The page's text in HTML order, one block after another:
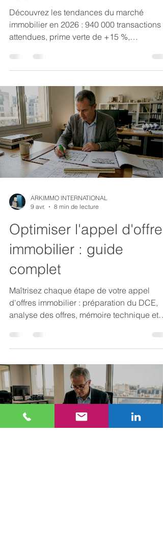
Découvrez les tendances du marché
immobilier en 2026 : 940 000 transactions
attendues, prime verte de +15 %,
gestionnaires d'actifs.
ARKIMMO INTERNATIONAL
9 avr.
8 min de lecture
Optimiser l'appel d'offres
immobilier : guide
complet
Maîtrisez chaque étape de votre appel
d'offres immobilier : préparation du DCE,
analyse des offres, mémoire technique et